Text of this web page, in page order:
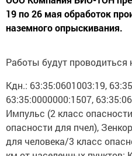
19 по 26 мая обработок
наземного опрыскивания.
Работы будут проводиться
Кдн.: 63:35:0601003:19,
63:35:0000000:1507,
Импульс (2 класс
опасности для пчел),
для человека/3 класс